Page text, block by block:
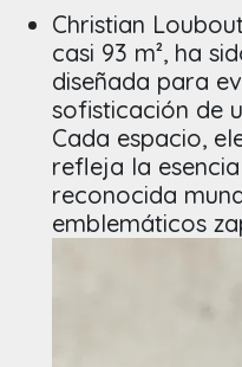
Christian
casi 93 m², ha
diseñada para
sofisticación de
Cada espacio,
refleja la
reconocida
emblemáticos